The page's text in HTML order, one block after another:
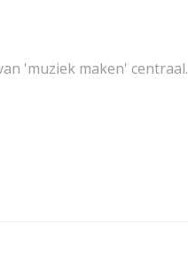
'muziek maken' centraal.